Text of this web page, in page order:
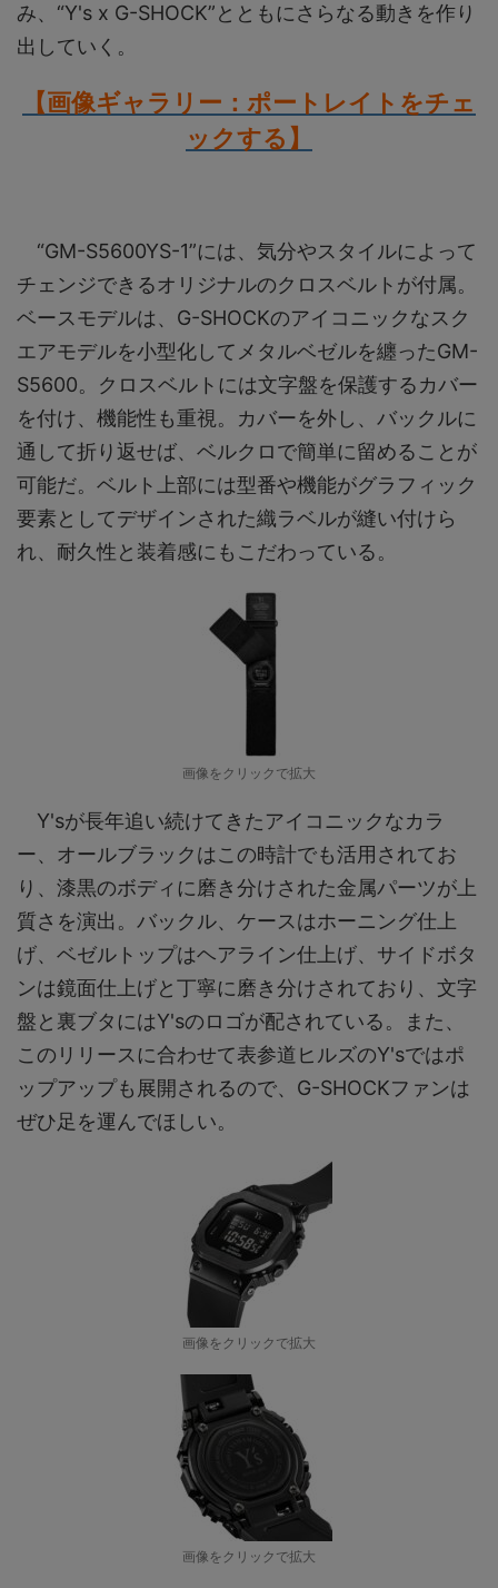
み、“Y's x G-SHOCK”とともにさらなる動きを作り
出していく。
【画像ギャラリー：ポートレイトをチェ
ックする】
“GM-S5600YS-1”には、気分やスタイルによって
チェンジできるオリジナルのクロスベルトが付属。
ベースモデルは、G-SHOCKのアイコニックなスク
エアモデルを小型化してメタルベゼルを纏ったGM-
S5600。クロスベルトには文字盤を保護するカバー
を付け、機能性も重視。カバーを外し、バックルに
通して折り返せば、ベルクロで簡単に留めることが
可能だ。ベルト上部には型番や機能がグラフィック
要素としてデザインされた織ラベルが縫い付けら
れ、耐久性と装着感にもこだわっている。
画像をクリックで拡大
Y'sが長年追い続けてきたアイコニックなカラ
ー、オールブラックはこの時計でも活用されてお
り、漆黒のボディに磨き分けされた金属パーツが上
質さを演出。バックル、ケースはホーニング仕上
げ、ベゼルトップはヘアライン仕上げ、サイドボタ
ンは鏡面仕上げと丁寧に磨き分けされており、文字
盤と裏ブタにはY'sのロゴが配されている。また、
このリリースに合わせて表参道ヒルズのY'sではポ
ップアップも展開されるので、G-SHOCKファンは
ぜひ足を運んでほしい。
画像をクリックで拡大
画像をクリックで拡大